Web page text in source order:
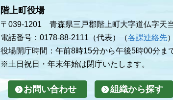
階上町役場
〒039-1201 青森県三戸郡階上町大字道仏字天
電話番号：0178-88-2111（代表）（各課連絡先）
役場開庁時間：午前8時15分から午後5時00分ま
※土日祝日・年末年始は閉庁いたします。
お問い合わせ 組織から探す